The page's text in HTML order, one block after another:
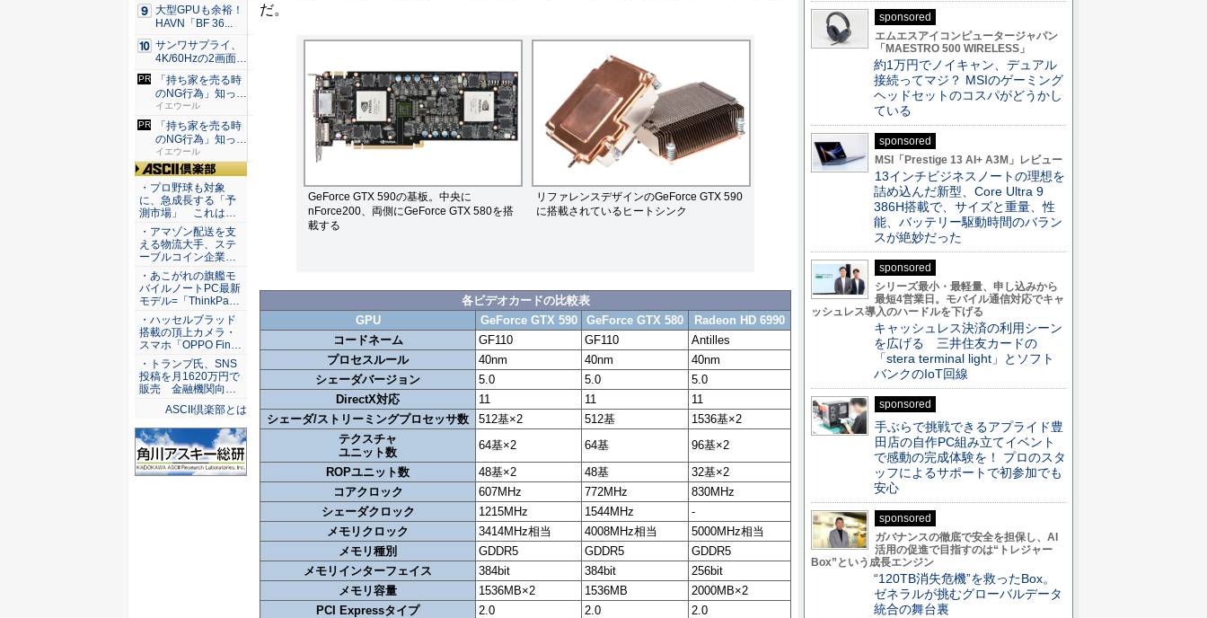
だ。
GeForce GTX 590の基板。中央に
nForce200、両側にGeForce GTX 580を搭
載する
リファレンスデザインのGeForce GTX 590
に搭載されているヒートシンク
各ビデオカードの比較表
GPU
GeForce GTX 590 GeForce GTX 580
Radeon HD 6990
コードネーム
GF110 GF110
Antilles
プロセスルール
40nm 40nm
40nm
シェーダバージョン
5.0 5.0
5.0
DirectX対応
11 11
11
シェーダ/ストリーミングプロセッサ数
512基×2 512基
1536基×2
テクスチャ
ユニット数
64基×2 64基
96基×2
ROPユニット数
48基×2 48基
32基×2
コアクロック
607MHz 772MHz
830MHz
シェーダクロック
1215MHz 1544MHz
-
メモリクロック
3414MHz相当 4008MHz相当
5000MHz相当
メモリ種別
GDDR5 GDDR5
GDDR5
メモリインターフェイス
384bit 384bit
256bit
メモリ容量
1536MB×2 1536MB
2000MB×2
PCI Expressタイプ
2.0 2.0
2.0
大型GPUも余裕！
HAVN「BF 36...
サンワサプライ、
4K/60Hzの2画面
出...
「持ち家を売る時
のNG行為」知って
るだけ...
イエウール
「持ち家を売る時
のNG行為」知って
るだけ...
イエウール
ASCII倶楽部
・プロ野球も対象
に、急成長する「予
測市場」 これは…
・アマゾン配送を支
える物流大手、ステ
ーブルコイン企業…
・あこがれの旗艦モ
バイルノートPC最新
モデル=「ThinkPa…
・ハッセルブラッド
搭載の頂上カメラ・
スマホ「OPPO Fin…
・トランプ氏、SNS
投稿を月1620万円で
販売 金融機関向…
ASCII倶楽部とは
sponsored
エムエスアイコンピュータージャパン
「MAESTRO 500 WIRELESS」
約1万円でノイキャン、デュアル
接続ってマジ？ MSIのゲーミング
ヘッドセットのコスパがどうかし
ている
sponsored
MSI「Prestige 13 AI+ A3M」レビュー
13インチビジネスノートの理想を
詰め込んだ新型、Core Ultra 9
386H搭載で、サイズと重量、性
能、バッテリー駆動時間のバラン
スが絶妙だった
sponsored
シリーズ最小・最軽量、申し込みから
最短4営業日。モバイル通信対応でキャ
ッシュレス導入のハードルを下げる
キャッシュレス決済の利用シーン
を広げる 三井住友カードの
「stera terminal light」とソフト
バンクのIoT回線
sponsored
手ぶらで挑戦できるアプライド豊
田店の自作PC組み立てイベント
で感動の完成体験を！ プロのスタ
ッフによるサポートで初参加でも
安心
sponsored
ガバナンスの徹底で安全を担保し、AI
活用の促進で目指すのは“トレジャー
Box”という成長エンジン
“120TB消失危機”を救ったBox。
ゼネラルが挑むグローバルデータ
統合の舞台裏